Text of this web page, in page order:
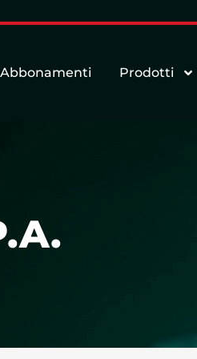
Abbonamenti Prodotti